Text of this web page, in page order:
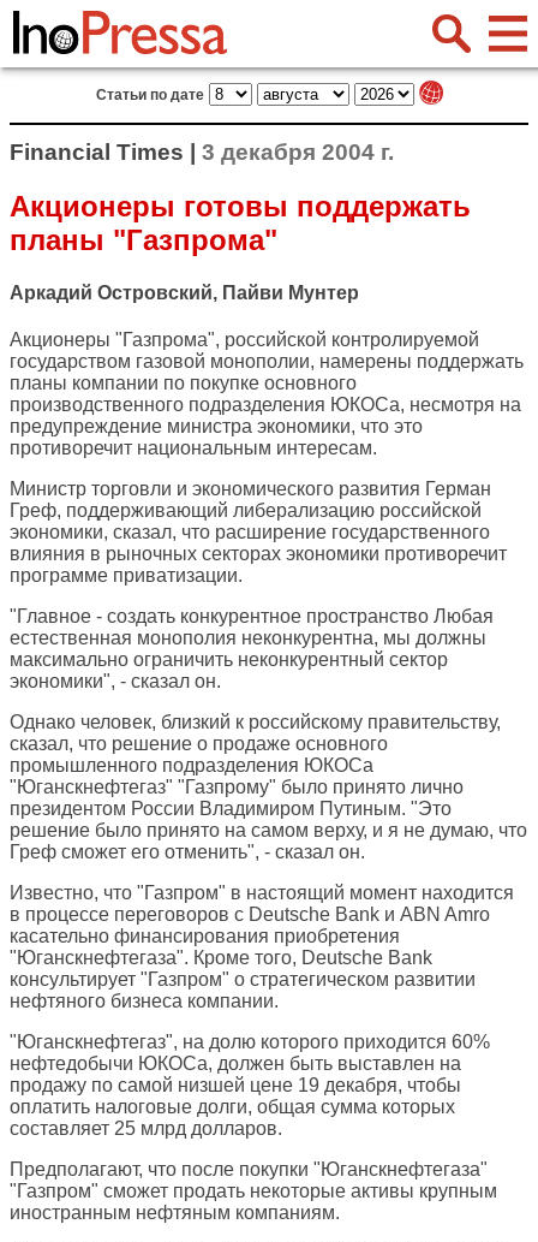
Статьи по дате
Financial Times | 3 декабря 2004 г.
Акционеры готовы поддержать
планы "Газпрома"
Аркадий Островский, Пайви Мунтер
Акционеры "Газпрома", российской контролируемой
государством газовой монополии, намерены поддержать
планы компании по покупке основного
производственного подразделения ЮКОСа, несмотря на
предупреждение министра экономики, что это
противоречит национальным интересам.
Министр торговли и экономического развития Герман
Греф, поддерживающий либерализацию российской
экономики, сказал, что расширение государственного
влияния в рыночных секторах экономики противоречит
программе приватизации.
"Главное - создать конкурентное пространство Любая
естественная монополия неконкурентна, мы должны
максимально ограничить неконкурентный сектор
экономики", - сказал он.
Однако человек, близкий к российскому правительству,
сказал, что решение о продаже основного
промышленного подразделения ЮКОСа
"Юганскнефтегаз" "Газпрому" было принято лично
президентом России Владимиром Путиным. "Это
решение было принято на самом верху, и я не думаю, что
Греф сможет его отменить", - сказал он.
Известно, что "Газпром" в настоящий момент находится
в процессе переговоров с Deutsche Bank и ABN Amro
касательно финансирования приобретения
"Юганскнефтегаза". Кроме того, Deutsche Bank
консультирует "Газпром" о стратегическом развитии
нефтяного бизнеса компании.
"Юганскнефтегаз", на долю которого приходится 60%
нефтедобычи ЮКОСа, должен быть выставлен на
продажу по самой низшей цене 19 декабря, чтобы
оплатить налоговые долги, общая сумма которых
составляет 25 млрд долларов.
Предполагают, что после покупки "Юганскнефтегаза"
"Газпром" сможет продать некоторые активы крупным
иностранным нефтяным компаниям.